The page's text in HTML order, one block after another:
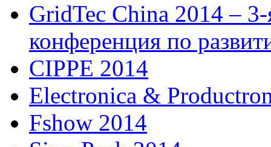
GridTec China 2014 –
конференция по
CIPPE 2014
Electronica &
Fshow 2014